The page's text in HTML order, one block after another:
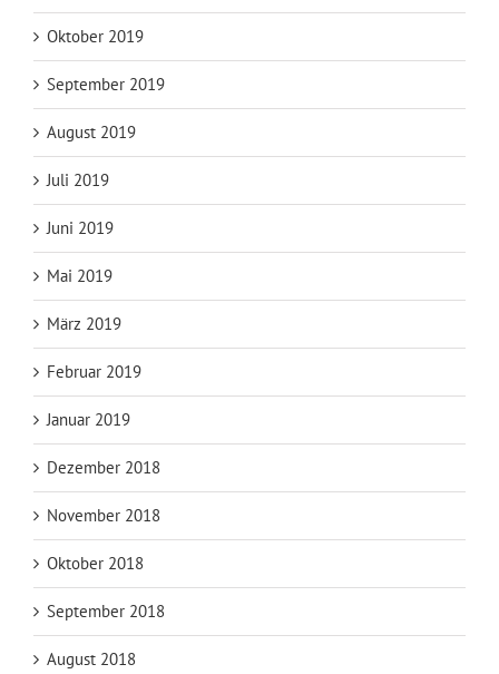
Oktober 2019
September 2019
August 2019
Juli 2019
Juni 2019
Mai 2019
März 2019
Februar 2019
Januar 2019
Dezember 2018
November 2018
Oktober 2018
September 2018
August 2018